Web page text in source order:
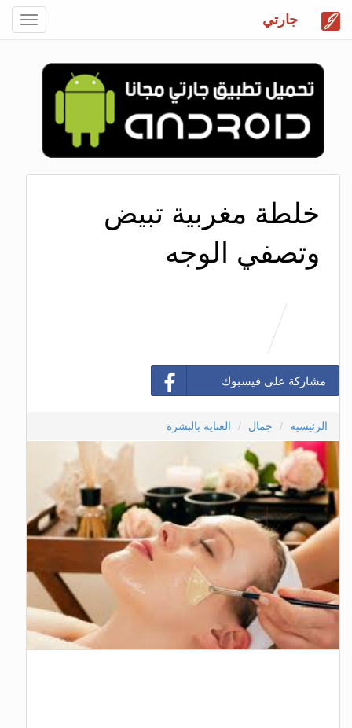
جارتي
خلطة مغربية تبيض
وتصفي الوجه
مشاركة على فيسبوك
الرئيسية جمال العناية بالبشرة